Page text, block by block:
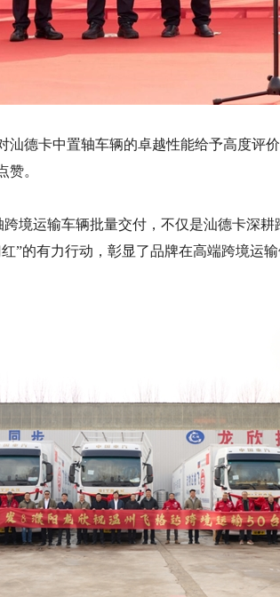
汕德卡中置轴车辆的卓越性能给予高度评
赞。
境运输车辆批量交付，不仅是汕德卡深
”的有力行动，彰显了品牌在高端跨境运输